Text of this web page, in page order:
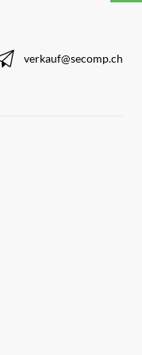
verkauf@secomp.ch